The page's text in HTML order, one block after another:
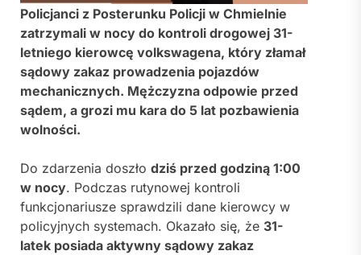
Policjanci z Posterunku Policji w Chmielnie
zatrzymali w nocy do kontroli drogowej 31-
letniego kierowcę volkswagena, który złamał
sądowy zakaz prowadzenia pojazdów
mechanicznych. Mężczyzna odpowie przed
sądem, a grozi mu kara do 5 lat pozbawienia
wolności.
Do zdarzenia doszło dziś przed godziną 1:00
w nocy. Podczas rutynowej kontroli
funkcjonariusze sprawdzili dane kierowcy w
policyjnych systemach. Okazało się, że 31-
latek posiada aktywny sądowy zakaz